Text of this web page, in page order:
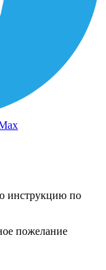
инструкцию по
пожелание